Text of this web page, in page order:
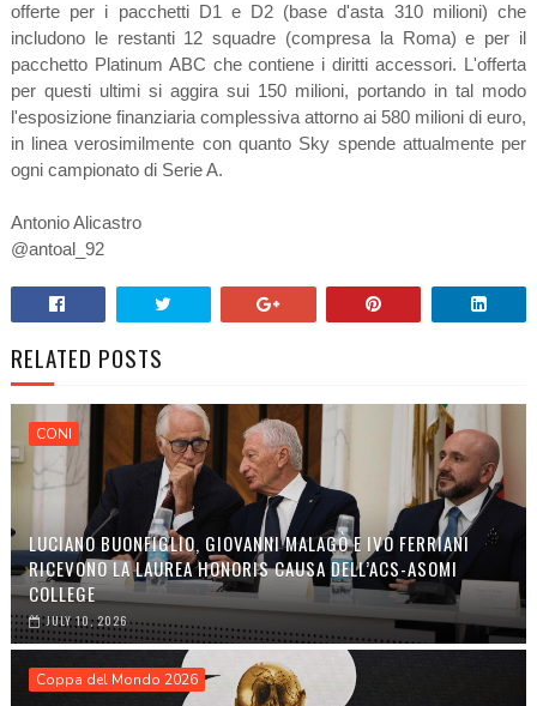
offerte per i pacchetti D1 e D2 (base d'asta 310 milioni) che
includono le restanti 12 squadre (compresa la Roma) e per il
pacchetto Platinum ABC che contiene i diritti accessori. L'offerta
per questi ultimi si aggira sui 150 milioni, portando in tal modo
l'esposizione finanziaria complessiva attorno ai 580 milioni di euro,
in linea verosimilmente con quanto Sky spende attualmente per
ogni campionato di Serie A.
Antonio Alicastro
@antoal_92
RELATED POSTS
CONI
LUCIANO BUONFIGLIO, GIOVANNI MALAGÒ E IVO FERRIANI
RICEVONO LA LAUREA HONORIS CAUSA DELL’ACS-ASOMI
COLLEGE
JULY 10, 2026
Coppa del Mondo 2026